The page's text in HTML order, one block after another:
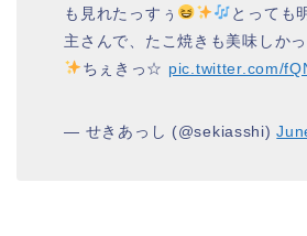
も見れたっすぅ
とっても
主さんで、たこ焼きも美味しか
ちぇきっ☆ pic.twitter.com/
— せきあっし (@sekiasshi)